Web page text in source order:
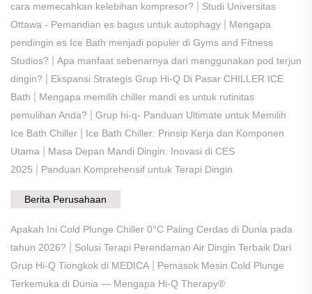
cara memecahkan kelebihan kompresor?
Studi Universitas
Ottawa - Pemandian es bagus untuk autophagy
Mengapa
pendingin es Ice Bath menjadi populer di Gyms and Fitness
Studios?
Apa manfaat sebenarnya dari menggunakan pod terjun
dingin?
Ekspansi Strategis Grup Hi-Q Di Pasar CHILLER ICE
Bath
Mengapa memilih chiller mandi es untuk rutinitas
pemulihan Anda?
Grup hi-q- Panduan Ultimate untuk Memilih
Ice Bath Chiller
Ice Bath Chiller: Prinsip Kerja dan Komponen
Utama
Masa Depan Mandi Dingin: Inovasi di CES
2025
Panduan Komprehensif untuk Terapi Dingin
Berita Perusahaan
Apakah Ini Cold Plunge Chiller 0°C Paling Cerdas di Dunia pada
tahun 2026?
​Solusi Terapi Perendaman Air Dingin Terbaik Dari
Grup Hi-Q Tiongkok di MEDICA
Pemasok Mesin Cold Plunge
Terkemuka di Dunia — Mengapa Hi-Q Therapy®